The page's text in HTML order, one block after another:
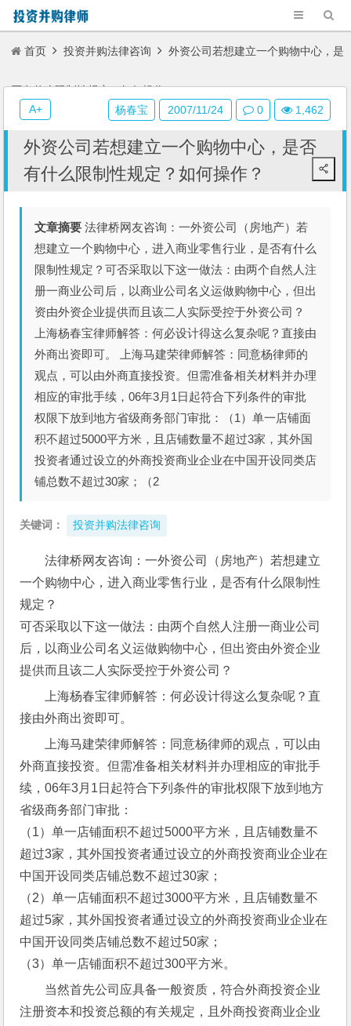
首页 投资并购法律咨询 外资公司若想建立一个购物中心，是
否有什么限制性规定？如何操作？
外资公司若想建立一个购物中心，是否
有什么限制性规定？如何操作？
文章摘要 法律桥网友咨询：一外资公司（房地产）若
想建立一个购物中心，进入商业零售行业，是否有什么
限制性规定？可否采取以下这一做法：由两个自然人注
册一商业公司后，以商业公司名义运做购物中心，但出
资由外资企业提供而且该二人实际受控于外资公司？
上海杨春宝律师解答：何必设计得这么复杂呢？直接由
外商出资即可。 上海马建荣律师解答：同意杨律师的
观点，可以由外商直接投资。但需准备相关材料并办理
相应的审批手续，06年3月1日起符合下列条件的审批
权限下放到地方省级商务部门审批：（1）单一店铺面
积不超过5000平方米，且店铺数量不超过3家，其外国
投资者通过设立的外商投资商业企业在中国开设同类店
铺总数不超过30家；（2
关键词： 投资并购法律咨询
法律桥网友咨询：一外资公司（房地产）若想建立
一个购物中心，进入商业零售行业，是否有什么限制性
规定？
可否采取以下这一做法：由两个自然人注册一商业公司
后，以商业公司名义运做购物中心，但出资由外资企业
提供而且该二人实际受控于外资公司？
上海杨春宝律师解答：何必设计得这么复杂呢？直
接由外商出资即可。
上海马建荣律师解答：同意杨律师的观点，可以由
外商直接投资。但需准备相关材料并办理相应的审批手
续，06年3月1日起符合下列条件的审批权限下放到地方
省级商务部门审批：
（1）单一店铺面积不超过5000平方米，且店铺数量不
超过3家，其外国投资者通过设立的外商投资商业企业在
中国开设同类店铺总数不超过30家；
（2）单一店铺面积不超过3000平方米，且店铺数量不
超过5家，其外国投资者通过设立的外商投资商业企业在
中国开设同类店铺总数不超过50家；
（3）单一店铺面积不超过300平方米。
当然首先公司应具备一般资质，符合外商投资企业
注册资本和投资总额的有关规定，且外商投资商业企业
杨春宝 2007/11/24 0 1,462
A+